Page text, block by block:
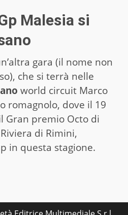
Malesia si
gara (il nome non
che si terrà nelle
world circuit Marco
romagnolo, dove il 19
Gran premio Octo di
di Rimini,
in questa stagione.